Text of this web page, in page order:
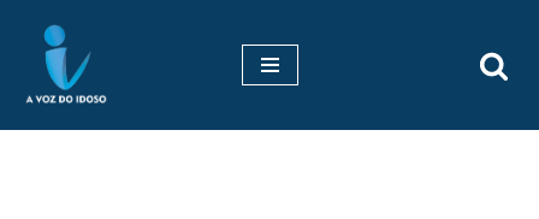
Pular
para